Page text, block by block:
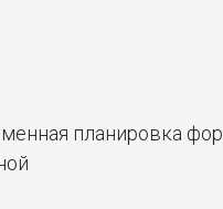
планировка